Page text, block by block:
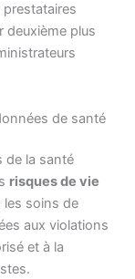
prestataires
deuxième plus
de santé
de la santé
risques de vie
les soins de
aux violations
et à la